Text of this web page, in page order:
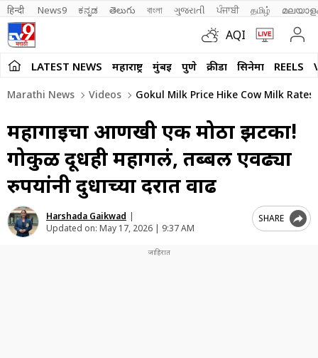
हिन्दी News9 ಕನ್ನಡ తెలుగు বাংলা ગુજરાતી ਪੰਜਾਬੀ தமிழ்
AQI
LATEST NEWS महाराष्ट्र मुंबई पुणे क्रीडा सिनेमा REELS
Marathi News Videos Gokul Milk Price Hike Cow Milk
महागाईचा आणखी एक मोठा झटका!
गोकुळ दूधही महागलं, तब्बल एवढ्या
रुपयांनी दुधाच्या दरात वाढ
Harshada Gaikwad |
Updated on: May 17, 2026 | 9:37 AM
SHARE